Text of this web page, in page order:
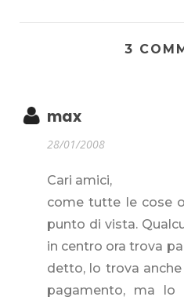
3
max
28/01/2008
Cari amici,
come tutte le cose
punto di vista.
in centro ora trova
detto, lo trova
pagamento, ma lo